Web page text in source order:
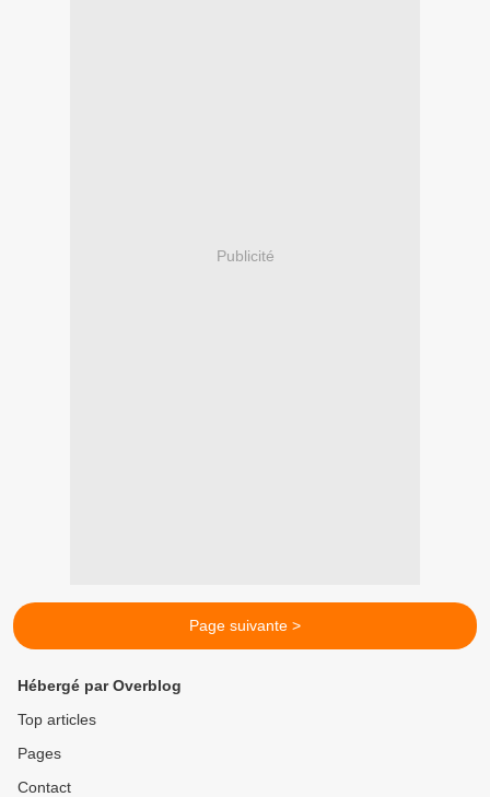
Publicité
Page suivante >
Hébergé par Overblog
Top articles
Pages
Contact